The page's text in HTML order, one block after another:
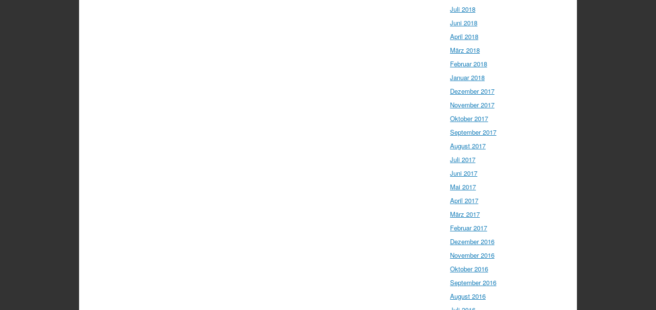
Juli 2018
Juni 2018
April 2018
März 2018
Februar 2018
Januar 2018
Dezember 2017
November 2017
Oktober 2017
September 2017
August 2017
Juli 2017
Juni 2017
Mai 2017
April 2017
März 2017
Februar 2017
Dezember 2016
November 2016
Oktober 2016
September 2016
August 2016